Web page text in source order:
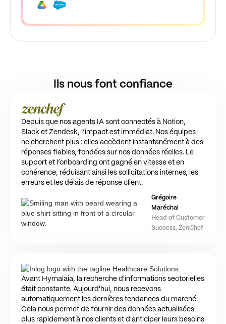
Ils nous font confiance
Depuis que nos agents IA sont connectés à Notion,
Slack et Zendesk, l’impact est immédiat. Nos équipes
ne cherchent plus : elles accèdent instantanément à des
réponses fiables, fondées sur nos données réelles. Le
support et l’onboarding ont gagné en vitesse et en
cohérence, réduisant ainsi les sollicitations internes, les
erreurs et les délais de réponse client.
Grégoire
Maréchal
Head of Customer
Success, ZenChef
Avant Hymalaia, la recherche d'informations sectorielles
était constante. Aujourd'hui, nous recevons
automatiquement les dernières tendances du marché.
Cela nous permet de fournir des données actualisées
plus rapidement à nos clients et d'anticiper leurs besoins